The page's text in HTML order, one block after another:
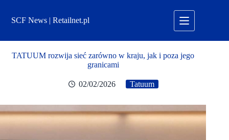
treściSCF News | Retailnet.pl
TATUUM rozwija sieć zarówno w kraju, jak i poza jego
granicami
02/02/2026 Tatuum